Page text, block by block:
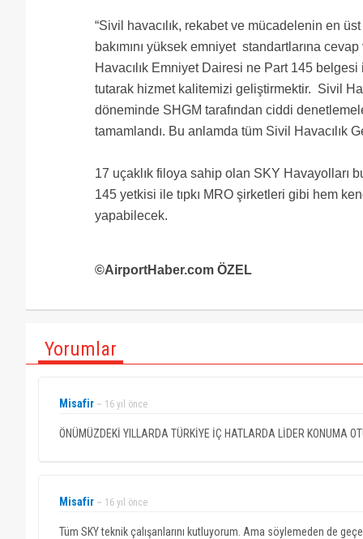
“Sivil havacılık, rekabet ve mücadelenin en
bakımını yüksek emniyet standartlarına
Havacılık Emniyet Dairesi ne Part 145
tutarak hizmet kalitemizi geliştirmektir. Sivil
döneminde SHGM tarafından ciddi
tamamlandı. Bu anlamda tüm Sivil Havacılık
17 uçaklık filoya sahip olan SKY Havayolları
145 yetkisi ile tıpkı MRO şirketleri gibi hem
yapabilecek.
©AirportHaber.com ÖZEL
Yorumlar
Misafir ~ 16 yıl önce
ÖNÜMÜZDEKİ YILLARDA TÜRKİYE İÇ HATLARDA LİDER KONUMA
Misafir ~ 16 yıl önce
Tüm SKY teknik çalışanlarını kutluyorum. Ama söylemeden de